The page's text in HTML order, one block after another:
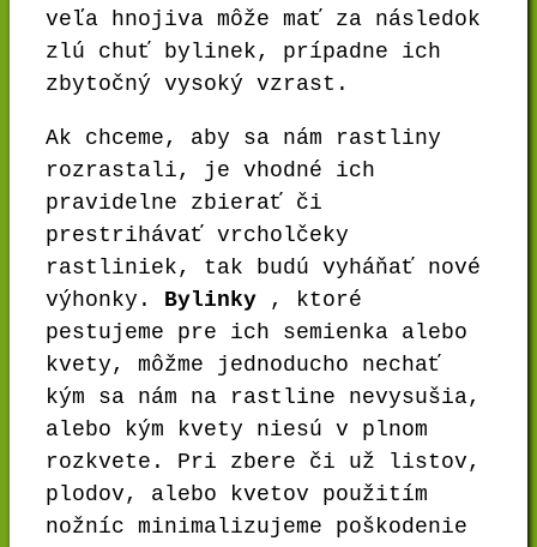
veľa hnojiva môže mať za následok
zlú chuť bylinek, prípadne ich
zbytočný vysoký vzrast.
Ak chceme, aby sa nám rastliny
rozrastali, je vhodné ich
pravidelne zbierať či
prestrihávať vrcholčeky
rastliniek, tak budú vyháňať nové
výhonky. Bylinky
, ktoré
pestujeme pre ich semienka alebo
kvety, môžme jednoducho nechať
kým sa nám na rastline nevysušia,
alebo kým kvety niesú v plnom
rozkvete. Pri zbere či už listov,
plodov, alebo kvetov použitím
nožníc minimalizujeme poškodenie